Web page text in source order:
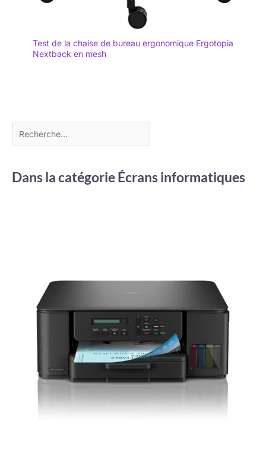
Test de la chaise de bureau ergonomique Ergotopia
Nextback en mesh
Dans la catégorie Écrans informatiques